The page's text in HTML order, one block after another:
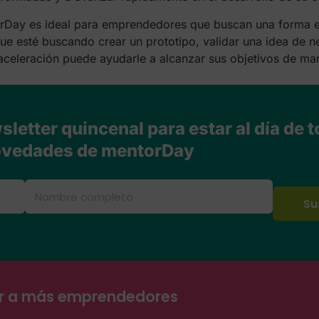
es ideal para emprendedores que buscan una forma
esté buscando crear un prototipo, validar una idea de
puede ayudarle a alcanzar sus objetivos de
quincenal para estar al día de
de mentorDay
más emprendedores